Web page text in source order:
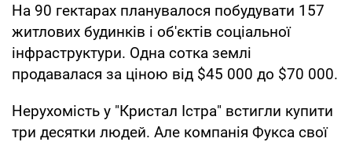
На 90 гектарах планувалося побудувати 157
житлових будинків і об'єктів соціальної
інфраструктури. Одна сотка землі
продавалася за ціною від $45 000 до $70 000.
Нерухомість у "Кристал Істра" встигли купити
три десятки людей. Але компанія Фукса свої